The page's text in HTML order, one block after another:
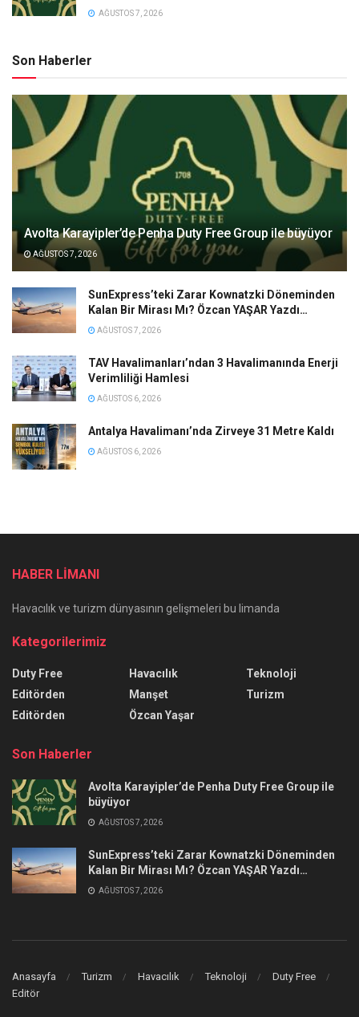
AĞUSTOS 7, 2026
Son Haberler
Avolta Karayipler’de Penha Duty Free Group ile büyüyor
AĞUSTOS 7, 2026
SunExpress’teki Zarar Kownatzki Döneminden
Kalan Bir Mirası Mı? Özcan YAŞAR Yazdı…
AĞUSTOS 7, 2026
TAV Havalimanları’ndan 3 Havalimanında Enerji
Verimliliği Hamlesi
AĞUSTOS 6, 2026
Antalya Havalimanı’nda Zirveye 31 Metre Kaldı
AĞUSTOS 6, 2026
HABER LİMANI
Havacılık ve turizm dünyasının gelişmeleri bu limanda
Kategorilerimiz
Duty Free
Editörden
Editörden
Havacılık
Manşet
Özcan Yaşar
Teknoloji
Turizm
Son Haberler
Avolta Karayipler’de Penha Duty Free Group ile
büyüyor
AĞUSTOS 7, 2026
SunExpress’teki Zarar Kownatzki Döneminden
Kalan Bir Mirası Mı? Özcan YAŞAR Yazdı…
AĞUSTOS 7, 2026
Anasayfa Turizm Havacılık Teknoloji
Duty Free
Editör